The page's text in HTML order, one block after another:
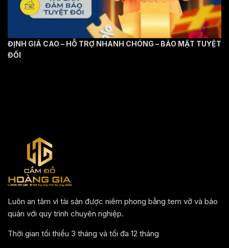
ĐỊNH GIÁ CAO – HỖ TRỢ NHANH CHÓNG – BẢO MẬT TUYỆT
ĐỐI
Luôn an tâm vì tài sản được niêm phong bằng tem vỡ và bảo
quản với quy trình chuyên nghiệp.
Thời gian tối thiểu 3 tháng và tối đa 12 tháng